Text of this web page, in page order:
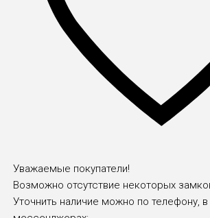
Уважаемые покупатели!
Возможно отсутствие некоторых
Уточнить наличие можно по телефону, в